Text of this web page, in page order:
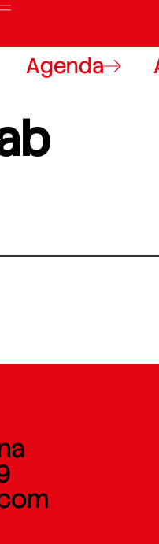
Agenda